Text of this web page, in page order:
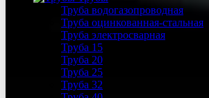
Труба водогазопроводная
Труба оцинкованная-стальная
Труба электросварная
Труба 15
Труба 20
Труба 25
Труба 32